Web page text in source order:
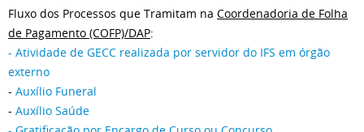
Fluxo dos Processos que Tramitam na Coordenadoria de Folha
de Pagamento (COFP)/DAP:
- Atividade de GECC realizada por servidor do IFS em órgão
externo
- Auxílio Funeral
- Auxílio Saúde